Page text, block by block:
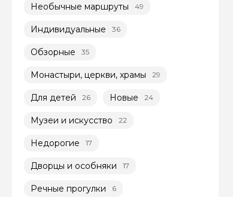
Необычные маршруты 49
Индивидуальные 36
Обзорные 35
Монастыри, церкви, храмы 29
Для детей 26 Новые 24
Музеи и искусство 22
Недорогие 17
Дворцы и особняки 17
Речные прогулки 6